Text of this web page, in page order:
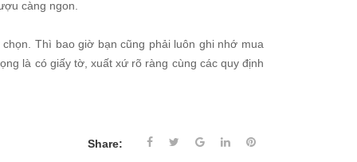
càng ngon.
Thì bao giờ bạn cũng phải luôn ghi nhớ mua
là có giấy tờ, xuất xứ rõ ràng cùng các quy định
Share: